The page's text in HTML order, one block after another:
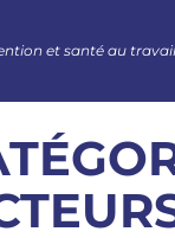
et santé au travail